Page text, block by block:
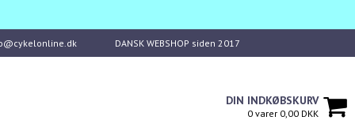
DANSK WEBSHOP siden 2017
DIN INDKØBSKURV
0 varer 0,00 DKK